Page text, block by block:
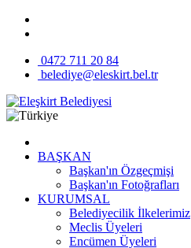
0472 711 20 84
belediye@eleskirt.bel.tr
BAŞKAN
Başkan'ın Özgeçmişi
Başkan'ın Fotoğrafları
KURUMSAL
Belediyecilik İlkelerimiz
Meclis Üyeleri
Encümen Üyeleri